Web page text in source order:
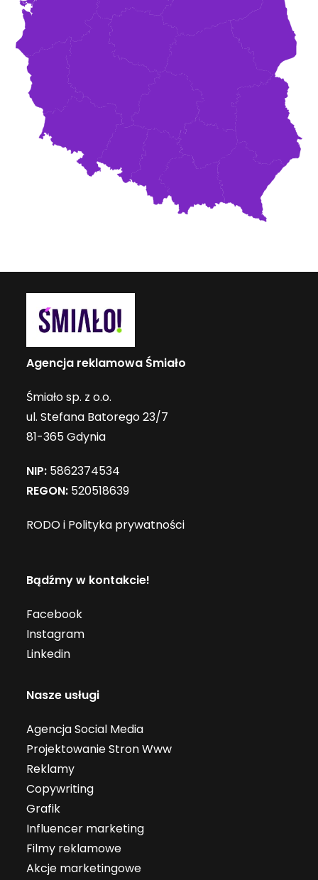
Agencja reklamowa Śmiało
Śmiało sp. z o.o.
ul. Stefana Batorego 23/7
81-365 Gdynia
NIP: 5862374534
REGON: 520518639
RODO i Polityka prywatności
Bądźmy w kontakcie!
Facebook
Instagram
Linkedin
Nasze usługi
Agencja Social Media
Projektowanie Stron Www
Reklamy
Copywriting
Grafik
Influencer marketing
Filmy reklamowe
Akcje marketingowe